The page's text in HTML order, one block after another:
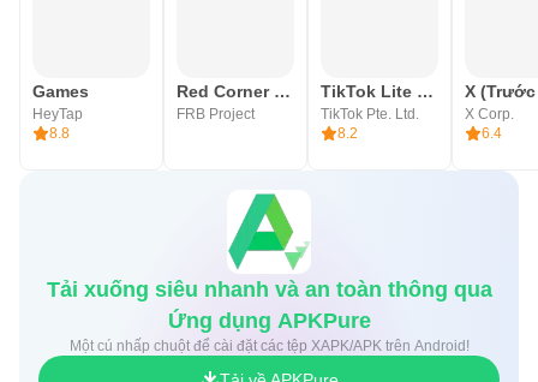
Games
HeyTap
8.8
Red Corner - Game Space
FRB Project
TikTok Lite - Faster TikTok
TikTok Pte. Ltd.
8.2
X Corp.
6.4
Tải xuống siêu nhanh và an toàn thông qua
Ứng dụng APKPure
Một cú nhấp chuột để cài đặt các tệp XAPK/APK trên Android!